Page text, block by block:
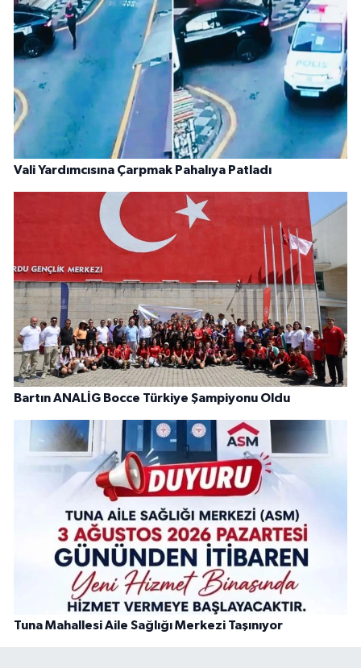
Vali Yardımcısına Çarpmak Pahalıya Patladı
Bartın ANALİG Bocce Türkiye Şampiyonu Oldu
Tuna Mahallesi Aile Sağlığı Merkezi Taşınıyor